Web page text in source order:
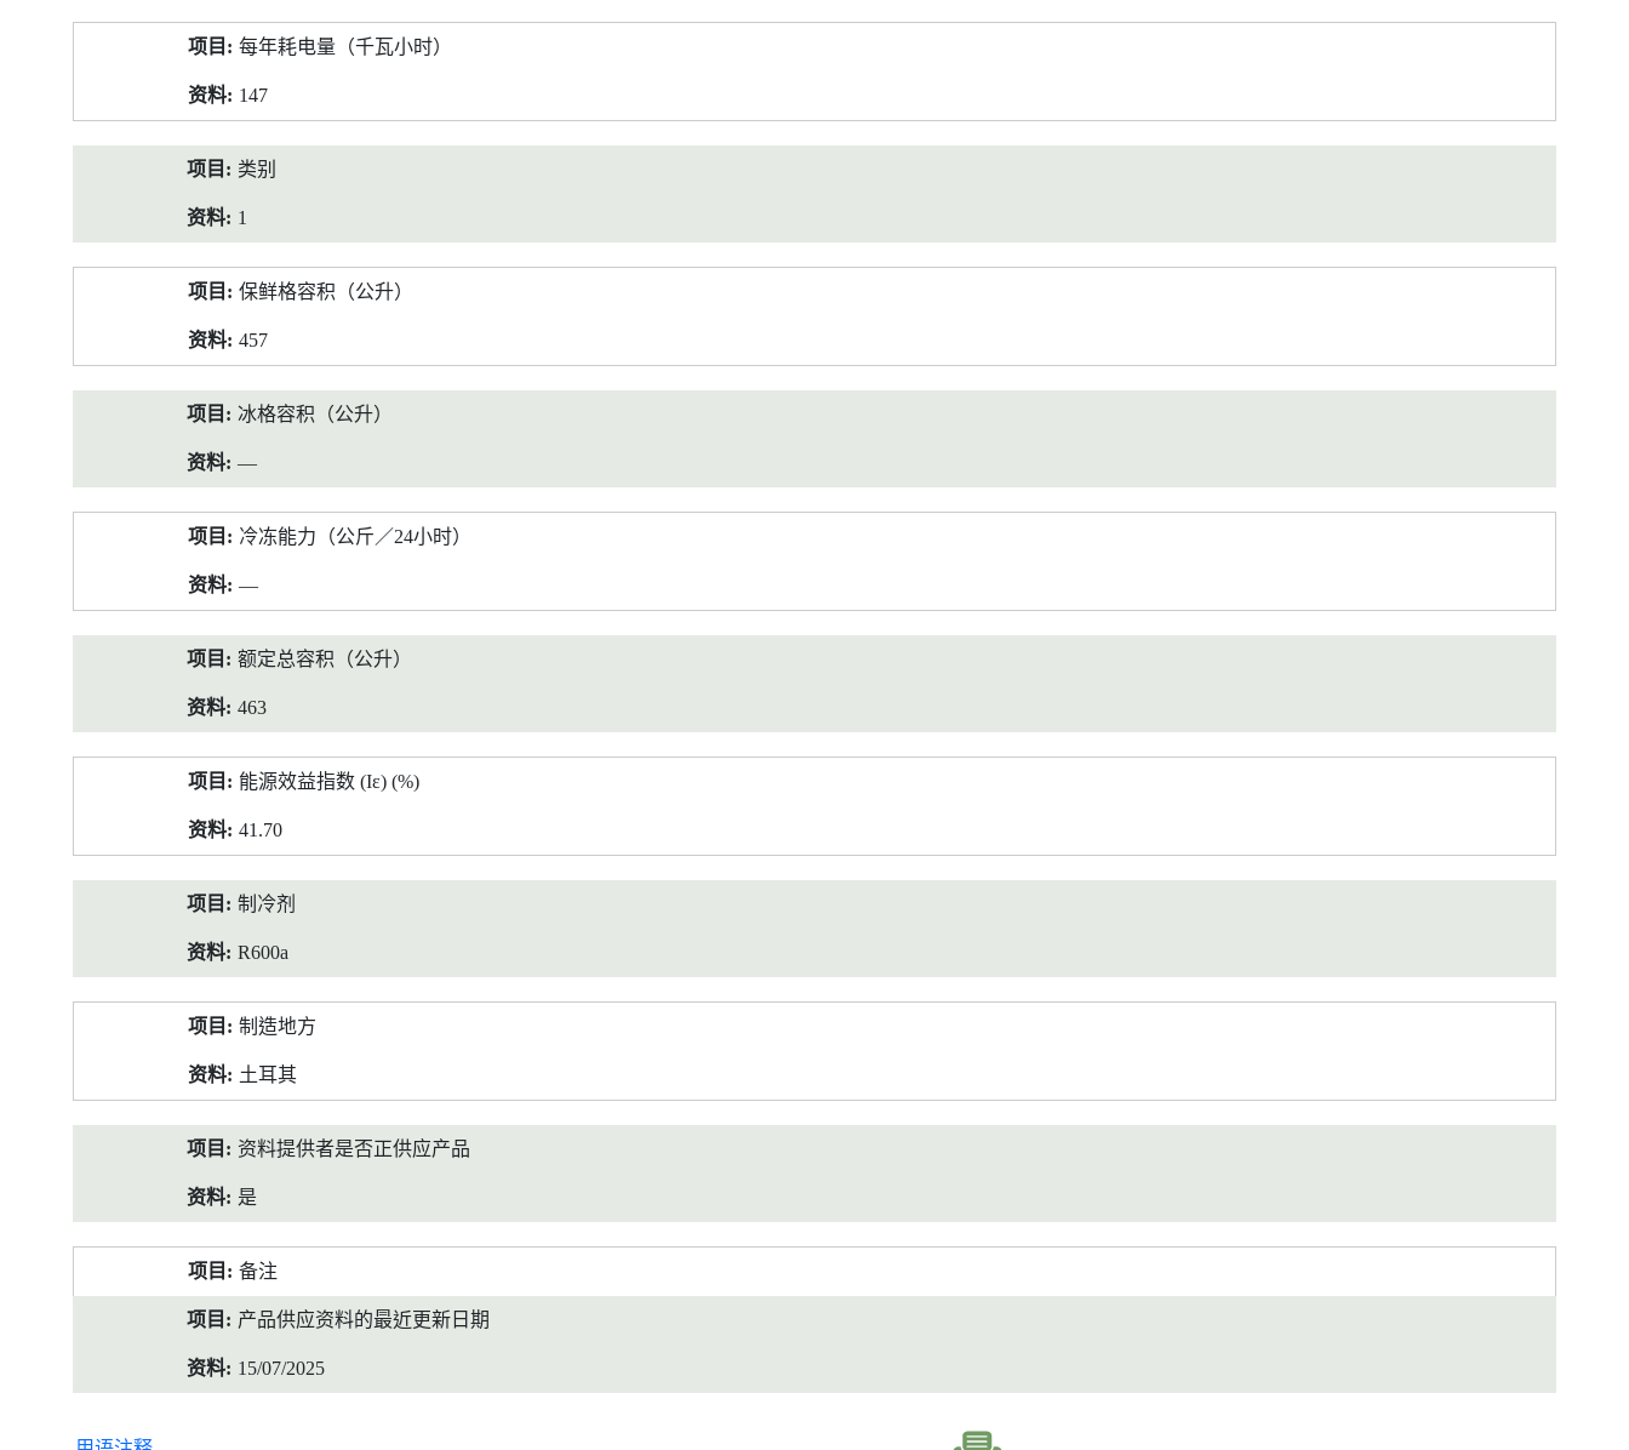
每年耗电量（千瓦小时）
147
类别
1
保鲜格容积（公升）
457
冰格容积（公升）
—
冷冻能力（公斤／24小时）
—
额定总容积（公升）
463
能源效益指数 (Iε) (%)
41.70
制冷剂
R600a
制造地方
土耳其
资料提供者是否正供应产品
是
备注
产品供应资料的最近更新日期
15/07/2025